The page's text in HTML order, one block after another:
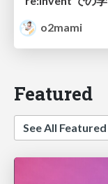
o2mami
Featured
See All Featured